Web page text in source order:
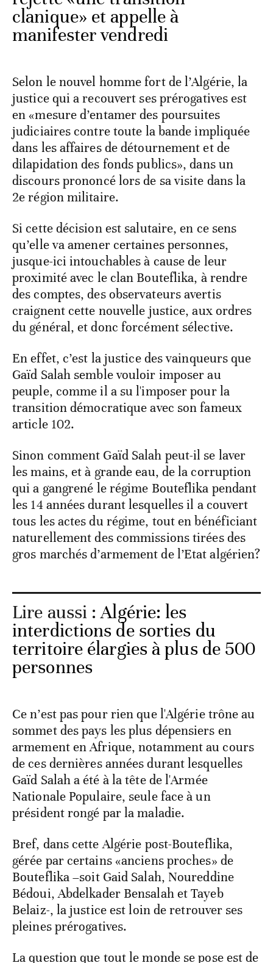
clanique» et appelle à
manifester vendredi
Selon le nouvel homme fort de l’Algérie, la
justice qui a recouvert ses prérogatives est
en «mesure d’entamer des poursuites
judiciaires contre toute la bande impliquée
dans les affaires de détournement et de
dilapidation des fonds publics», dans un
discours prononcé lors de sa visite dans la
2e région militaire.
Si cette décision est salutaire, en ce sens
qu’elle va amener certaines personnes,
jusque-ici intouchables à cause de leur
proximité avec le clan Bouteflika, à rendre
des comptes, des observateurs avertis
craignent cette nouvelle justice, aux ordres
du général, et donc forcément sélective.
En effet, c’est la justice des vainqueurs que
Gaïd Salah semble vouloir imposer au
peuple, comme il a su l'imposer pour la
transition démocratique avec son fameux
article 102.
Sinon comment Gaïd Salah peut-il se laver
les mains, et à grande eau, de la corruption
qui a gangrené le régime Bouteflika pendant
les 14 années durant lesquelles il a couvert
tous les actes du régime, tout en bénéficiant
naturellement des commissions tirées des
gros marchés d’armement de l’Etat algérien?
Lire aussi :Algérie: les
interdictions de sorties du
territoire élargies à plus de 500
personnes
Ce n’est pas pour rien que l'Algérie trône au
sommet des pays les plus dépensiers en
armement en Afrique, notamment au cours
de ces dernières années durant lesquelles
Gaïd Salah a été à la tête de l'Armée
Nationale Populaire, seule face à un
président rongé par la maladie.
Bref, dans cette Algérie post-Bouteflika,
gérée par certains «anciens proches» de
Bouteflika –soit Gaid Salah, Noureddine
Bédoui, Abdelkader Bensalah et Tayeb
Belaiz-, la justice est loin de retrouver ses
pleines prérogatives.
La question que tout le monde se pose est de